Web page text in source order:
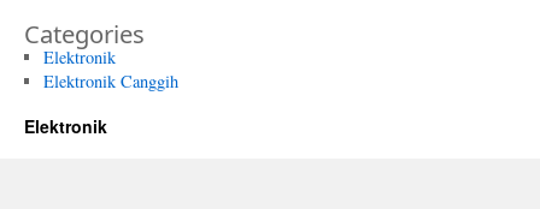
Categories
Elektronik
Elektronik Canggih
Elektronik